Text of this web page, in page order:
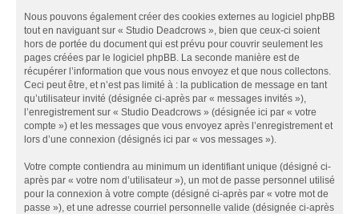
Nous pouvons également créer des cookies externes au logiciel phpBB
tout en naviguant sur « Studio Deadcrows », bien que ceux-ci soient
hors de portée du document qui est prévu pour couvrir seulement les
pages créées par le logiciel phpBB. La seconde manière est de
récupérer l’information que vous nous envoyez et que nous collectons.
Ceci peut être, et n’est pas limité à : la publication de message en tant
qu’utilisateur invité (désignée ci-après par « messages invités »),
l’enregistrement sur « Studio Deadcrows » (désignée ici par « votre
compte ») et les messages que vous envoyez après l’enregistrement et
lors d’une connexion (désignés ici par « vos messages »).
Votre compte contiendra au minimum un identifiant unique (désigné ci-
après par « votre nom d’utilisateur »), un mot de passe personnel utilisé
pour la connexion à votre compte (désigné ci-après par « votre mot de
passe »), et une adresse courriel personnelle valide (désignée ci-après